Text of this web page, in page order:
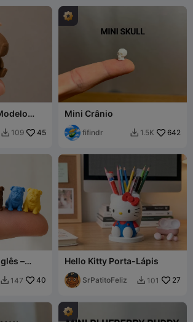
 109 45
Mini Crânio
fifindr  1.5K 642
–
 147 40
Hello Kitty Porta-Lápis
SrPatitoFeliz  101 27